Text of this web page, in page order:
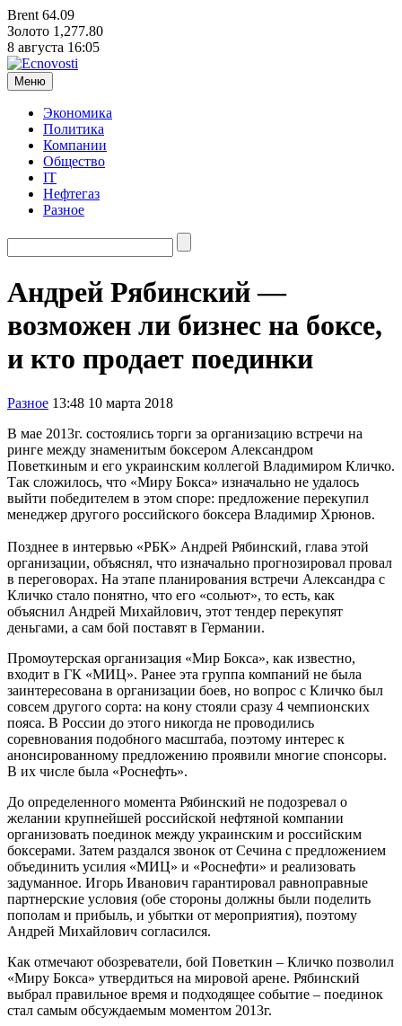
Brent 64.09
Золото 1,277.80
8 августа 16:05
Меню
Экономика
Политика
Компании
Общество
IT
Нефтегаз
Разное
Андрей Рябинский —
возможен ли бизнес на боксе,
и кто продает поединки
Разное 13:48 10 марта 2018
В мае 2013г. состоялись торги за организацию встречи на
ринге между знаменитым боксером Александром
Поветкиным и его украинским коллегой Владимиром Кличко.
Так сложилось, что «Миру Бокса» изначально не удалось
выйти победителем в этом споре: предложение перекупил
менеджер другого российского боксера Владимир Хрюнов.
Позднее в интервью «РБК» Андрей Рябинский, глава этой
организации, объяснял, что изначально прогнозировал провал
в переговорах. На этапе планирования встречи Александра с
Кличко стало понятно, что его «сольют», то есть, как
объяснил Андрей Михайлович, этот тендер перекупят
деньгами, а сам бой поставят в Германии.
Промоутерская организация «Мир Бокса», как известно,
входит в ГК «МИЦ». Ранее эта группа компаний не была
заинтересована в организации боев, но вопрос с Кличко был
совсем другого сорта: на кону стояли сразу 4 чемпионских
пояса. В России до этого никогда не проводились
соревнования подобного масштаба, поэтому интерес к
анонсированному предложению проявили многие спонсоры.
В их числе была «Роснефть».
До определенного момента Рябинский не подозревал о
желании крупнейшей российской нефтяной компании
организовать поединок между украинским и российским
боксерами. Затем раздался звонок от Сечина с предложением
объединить усилия «МИЦ» и «Роснефти» и реализовать
задуманное. Игорь Иванович гарантировал равноправные
партнерские условия (обе стороны должны были поделить
пополам и прибыль, и убытки от мероприятия), поэтому
Андрей Михайлович согласился.
Как отмечают обозреватели, бой Поветкин – Кличко позволил
«Миру Бокса» утвердиться на мировой арене. Рябинский
выбрал правильное время и подходящее событие – поединок
стал самым обсуждаемым моментом 2013г.